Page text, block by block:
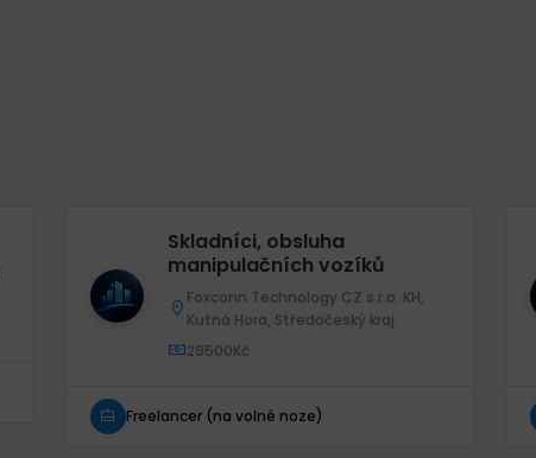
Skladníci, obsluha
manipulačních vozíků
Foxconn Technology CZ s.r.o. KH,
Kutná Hora, Středočeský kraj
29500Kč
Freelancer (na volné noze)